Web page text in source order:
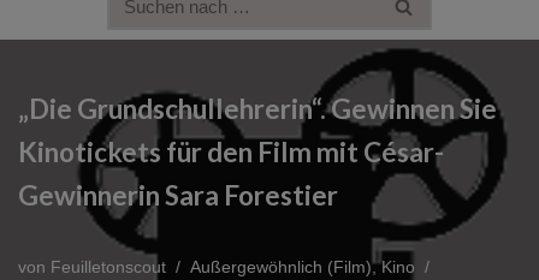
„Die Grundschullehrerin“. Gewinnen Sie
Kinotickets für den Film mit César-
Gewinnerin Sara Forestier
von Feuilletonscout Außergewöhnlich (Film),Kino